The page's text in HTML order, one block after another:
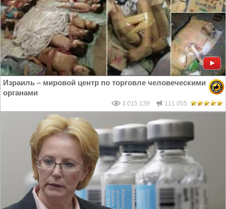
Израиль – мировой центр по торговле человеческими
органами
3 015 139 111 055